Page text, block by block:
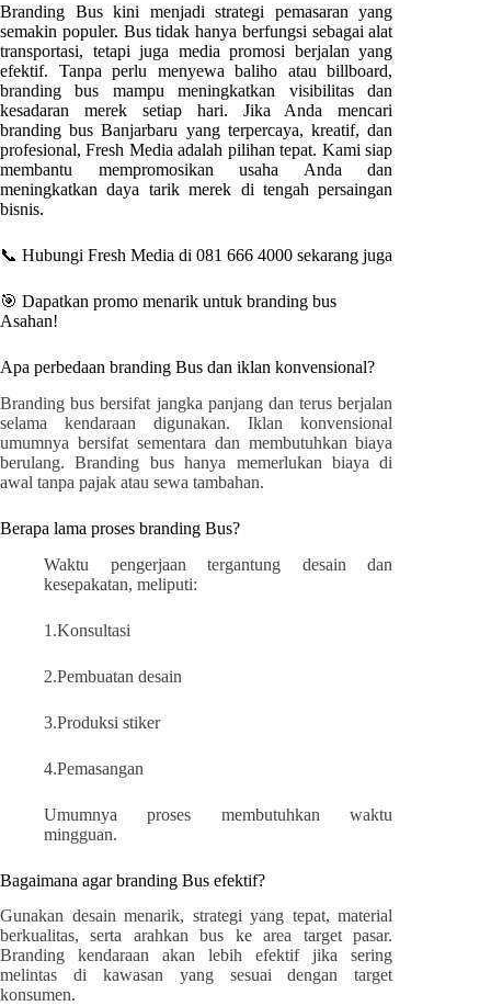
Branding Bus kini menjadi strategi pemasaran yang
semakin populer. Bus tidak hanya berfungsi sebagai alat
transportasi, tetapi juga media promosi berjalan yang
efektif. Tanpa perlu menyewa baliho atau billboard,
branding bus mampu meningkatkan visibilitas dan
kesadaran merek setiap hari. Jika Anda mencari
branding busBanjarbaru yang terpercaya, kreatif, dan
profesional, Fresh Media adalah pilihan tepat. Kami siap
membantu mempromosikan usaha Anda dan
meningkatkan daya tarik merek di tengah persaingan
bisnis.
📞 Hubungi Fresh Media di 081 666 4000 sekarang juga
🎯 Dapatkan promo menarik untuk branding bus
Asahan!
Apa perbedaan branding Bus dan iklan konvensional?
Branding bus bersifat jangka panjang dan terus berjalan
selama kendaraan digunakan. Iklan konvensional
umumnya bersifat sementara dan membutuhkan biaya
berulang. Branding bus hanya memerlukan biaya di
awal tanpa pajak atau sewa tambahan.
Berapa lama proses branding Bus?
Waktu pengerjaan tergantung desain dan
kesepakatan, meliputi:
1.Konsultasi
2.Pembuatan desain
3.Produksi stiker
4.Pemasangan
Umumnya proses membutuhkan waktu
mingguan.
Bagaimana agar branding Bus efektif?
Gunakan desain menarik, strategi yang tepat, material
berkualitas, serta arahkan bus ke area target pasar.
Branding kendaraan akan lebih efektif jika sering
melintas di kawasan yang sesuai dengan target
konsumen.